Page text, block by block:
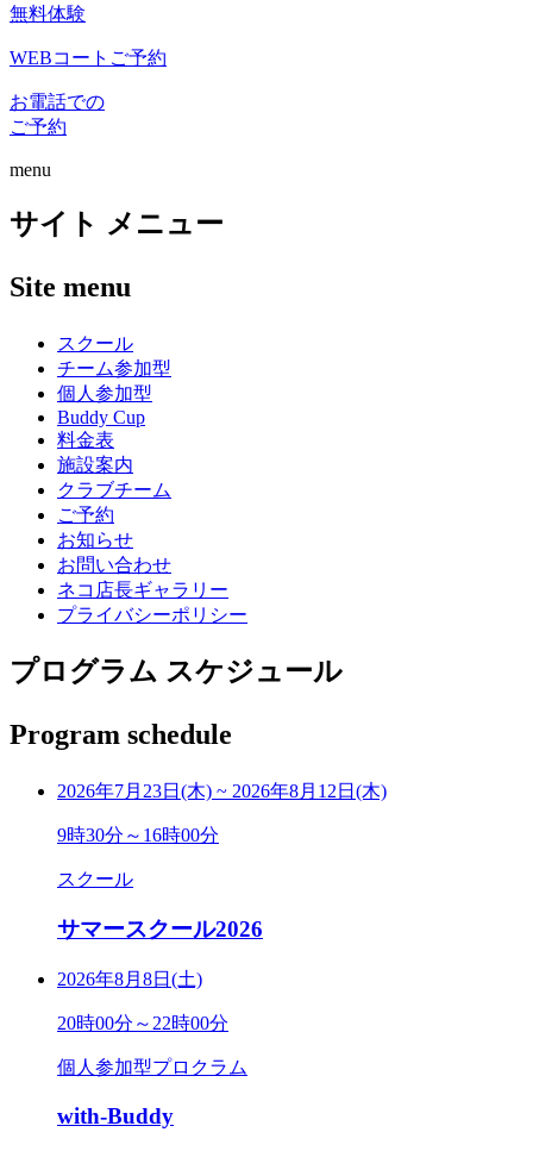
無料体験
WEBコートご予約
お電話での
ご予約
menu
サイト メニュー
Site menu
スクール
チーム参加型
個人参加型
Buddy Cup
料金表
施設案内
クラブチーム
ご予約
お知らせ
お問い合わせ
ネコ店長ギャラリー
プライバシーポリシー
プログラム スケジュール
Program schedule
2026年7月23日(木) ~ 2026年8月12日(木)
9時30分～16時00分
スクール
サマースクール2026
2026年8月8日(土)
20時00分～22時00分
個人参加型プロクラム
with-Buddy